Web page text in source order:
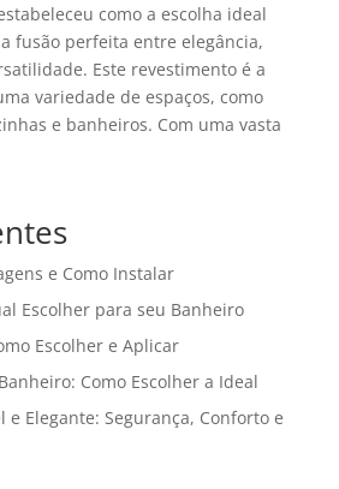
como a escolha ideal
fusão perfeita entre elegância,
Este revestimento é a
variedade de espaços, como
e banheiros. Com uma vasta
e Como Instalar
Escolher para seu Banheiro
Escolher e Aplicar
Como Escolher a Ideal
e Elegante: Segurança, Conforto e